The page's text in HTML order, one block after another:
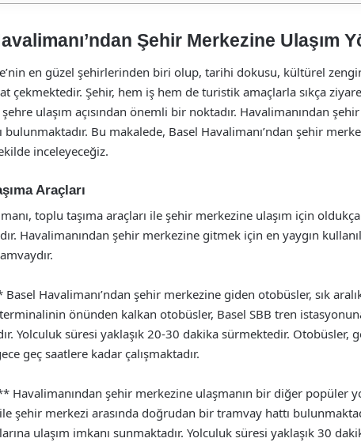
Şehir Merkezine Ulaşım
en güzel şehirlerinden biri olup, tarihi dokusu, kültürel
çekmektedir. Şehir, hem iş hem de turistik amaçlarla sıkça
ulaşım açısından önemli bir noktadır. Havalimanından
bulunmaktadır. Bu makalede, Basel Havalimanı’ndan şehir
inceleyeceğiz.
Araçları
toplu taşıma araçları ile şehir merkezine ulaşım için
Havalimanından şehir merkezine gitmek için en yaygın
Havalimanı’ndan şehir merkezine giden otobüsler, sık
önünden kalkan otobüsler, Basel SBB tren
Yolculuk süresi yaklaşık 20-30 dakika sürmektedir. Otobüsler,
geç saatlere kadar çalışmaktadır.
Havalimanından şehir merkezine ulaşmanın bir diğer popüler
şehir merkezi arasında doğrudan bir tramvay hattı
ulaşım imkanı sunmaktadır. Yolculuk süresi yaklaşık 30